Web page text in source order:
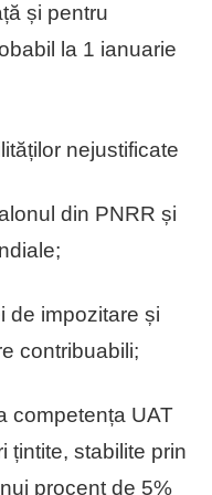
și pentru
la 1 ianuarie
nejustificate
din PNRR și
de impozitare și
contribuabili;
competența UAT
țintite, stabilite prin
procent de 5%